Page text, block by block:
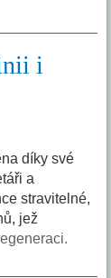
i
díky své
a
stravitelné,
jež